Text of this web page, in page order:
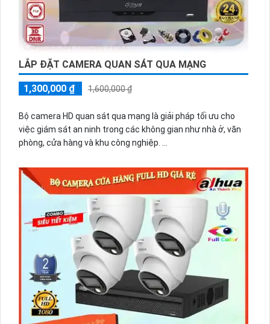
LẮP ĐẶT CAMERA QUAN SÁT QUA MẠNG
1,300,000 ₫ 1,600,000 ₫
Bộ camera HD quan sát qua mạng là giải pháp tối ưu cho
việc giám sát an ninh trong các không gian như nhà ở, văn
phòng, cửa hàng và khu công nghiệp.
mang lại hình ảnh chất lượng cao, rõ nét và chi tiết. Với giá
rẻ nhưng không đánh đổi chất lượng, bộ camera HD quan
sát qua mạng tiết kiệm chi phí đáng kể cho người dùng.
Bộ camera này cũng tương thích với nhiều dịch vụ trực
tuyến, cho phép người dùng theo dõi và kiểm soát từ xa qua
mạng internet.
Công nghệ mới đượng hãng ứng dụng vào từng chi tiết Tin
hơn rằng người dùng có thể giám sát tình hình bất kỳ lúc
nào và ở bất kỳ đâu. Với các tính năng nâng cao như cảm
biến hồng ngoại, đèn LED và chế độ quan sát ban đêm, bộ
camera HD quan sát qua mạng có khả năng